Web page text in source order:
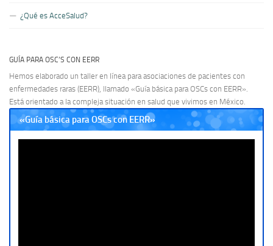
¿Qué es AcceSalud?
GUÍA PARA OSC’S CON EERR
Hemos elaborado un taller en línea para asociaciones de pacientes con
enfermedades raras (EERR), llamado «Guía básica para OSCs con EERR».
Está orientado a la compleja situación en salud que vivimos en México.
«Guía básica para OSCs con EERR»